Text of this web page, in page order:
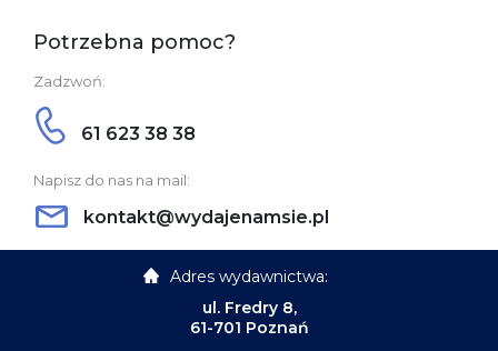
Potrzebna pomoc?
Zadzwoń:
61 623 38 38
Napisz do nas na mail:
kontakt@wydajenamsie.pl
Adres wydawnictwa:
ul. Fredry 8,
61-701 Poznań